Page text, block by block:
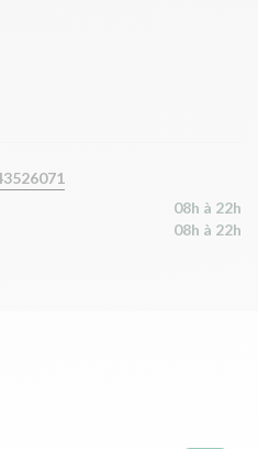
08h à 22h
08h à 22h